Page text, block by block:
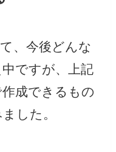
、今後どんな
ですが、上記
成できるもの
した。